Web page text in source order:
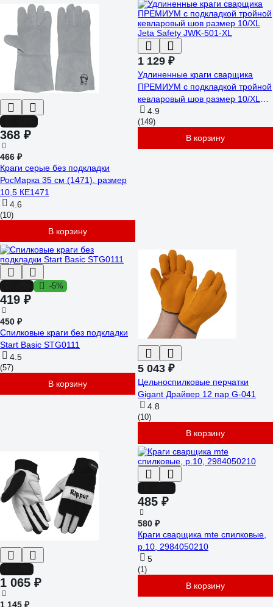
368 ₽
466 ₽
Краги серые без подкладки
РосМарка 35 см (1471), размер
10,5 КЕ1471
4.6
(10)
В корзину
1 129 ₽
Удлиненные краги сварщика
ПРЕМИУМ с подкладкой тройной
кевларовый шов размер 10/XL
Jeta Safety JWK-501-XL
4.9
(149)
В корзину
-5%
419 ₽
450 ₽
Спилковые краги без подкладки
Start Basic STG0111
4.5
(57)
В корзину
5 043 ₽
Цельноспилковые перчатки
Gigant Драйвер 12 пар G-041
4.8
(10)
В корзину
1 065 ₽
1 145 ₽
485 ₽
580 ₽
Краги сварщика mte спилковые,
р.10, 2984050210
5
(1)
В корзину